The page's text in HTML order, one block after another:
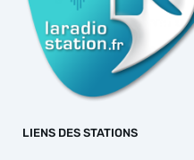
LIENS DES STATIONS